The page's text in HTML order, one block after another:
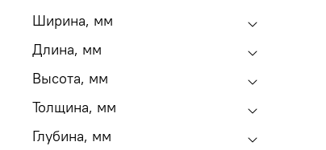
Ширина, мм
Длина, мм
Высота, мм
Толщина, мм
Глубина, мм